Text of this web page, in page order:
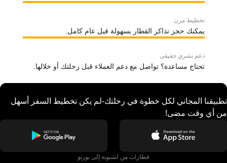
تخطيط مرن
يمكنك حجز تذاكر القطار بسهولة قبل عام كامل.
دعم بشري حقيقي
تحتاج مساعدة؟ تواصل مع دعم العملاء قبل رحلتك أو خلالها.
تطبيقنا المجاني لكل خطوة في رحلتك-لم يكن تخطيط السفر أسهل
من أي وقت مضى!
قطارات من لشبونة إلى بورتو